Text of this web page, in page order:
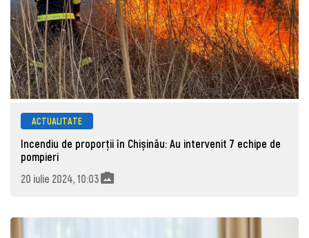
ACTUALITATE
Incendiu de proporții în Chișinău: Au intervenit 7 echipe de
pompieri
20 iulie 2024, 10:03